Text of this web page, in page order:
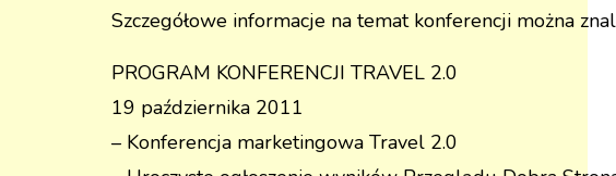
Szczegółowe informacje na temat konferencji można
PROGRAM KONFERENCJI TRAVEL 2.0
19 października 2011
– Konferencja marketingowa Travel 2.0